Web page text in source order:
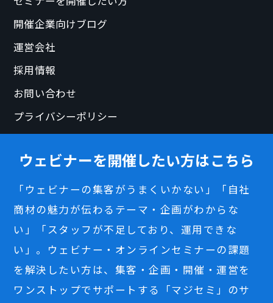
開催企業向けブログ
運営会社
採用情報
お問い合わせ
プライバシーポリシー
ウェビナーを開催したい方はこちら
「ウェビナーの集客がうまくいかない」「自社
商材の魅力が伝わるテーマ・企画がわからな
い」「スタッフが不足しており、運用できな
い」。ウェビナー・オンラインセミナーの課題
を解決したい方は、集客・企画・開催・運営を
ワンストップでサポートする「マジセミ」のサ